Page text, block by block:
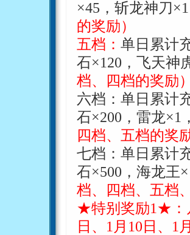
×45 ，斩龙神刀×1
的奖励）
五档： 单日累计
石×120 ，飞天神
档、四档的奖励
六档：单日累计
石×200 ，雷龙×1
四档、五档的奖
七档：单日累计
石×500 ，海龙王×
档、四档、五档
★特别奖励1★：
日、 1 月 10 日、 1